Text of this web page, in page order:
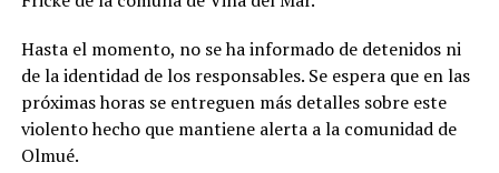
Hasta el momento, no se ha informado de detenidos ni
de la identidad de los responsables. Se espera que en las
próximas horas se entreguen más detalles sobre este
violento hecho que mantiene alerta a la comunidad de
Olmué.